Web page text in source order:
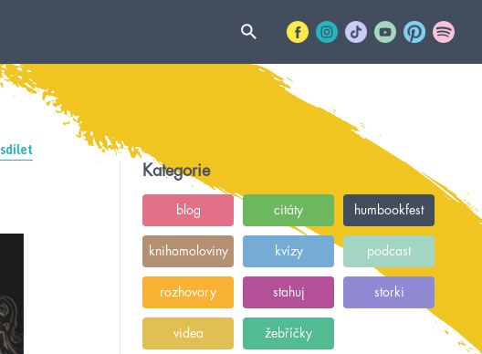
sdílet
Kategorie
blog citáty humbookfest
knihomoloviny kvízy podcast
rozhovory stahuj storki
videa žebříčky